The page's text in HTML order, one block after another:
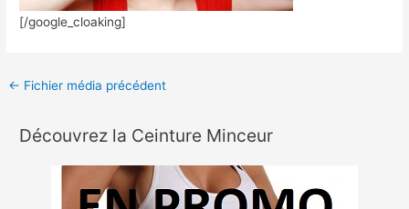
[/google_cloaking]
← Fichier média précédent
Découvrez la Ceinture Minceur